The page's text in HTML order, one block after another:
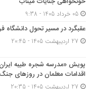
05 خرداد 1405 - 9:38
عقبگرد در مسیر تحول دانشگاه
پویش «مدرسه شجره طیبه
اقدامات معلمان در روزهای جنگ